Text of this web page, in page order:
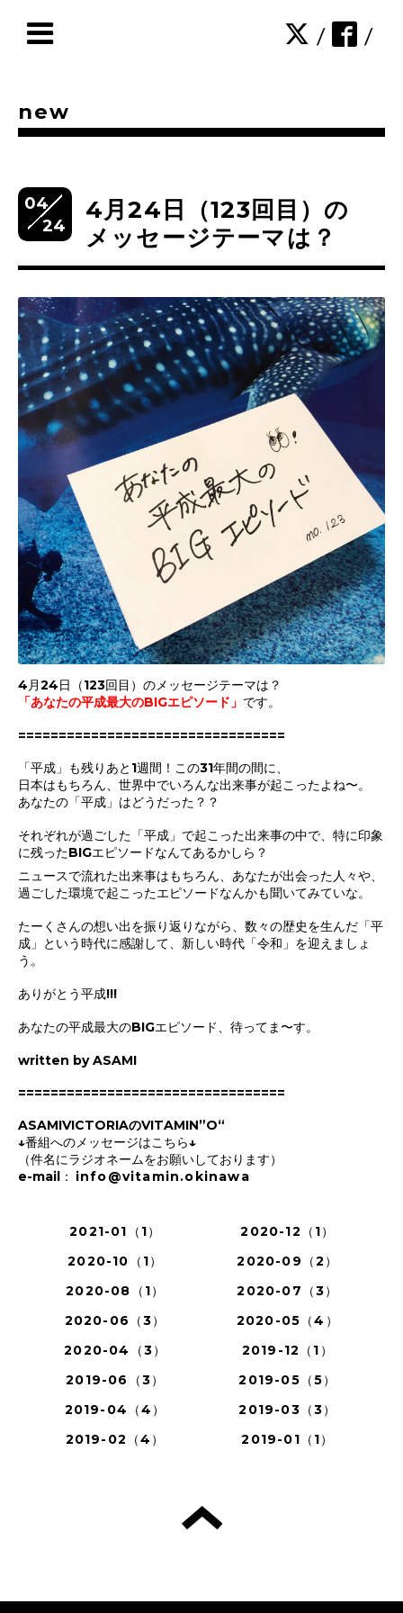
/ /
new
04
24
4月24日（123回目）の
メッセージテーマは？
4月24日（123回目）のメッセージテーマは？
「あなたの平成最大のBIGエピソード 」 です。
=================================
「平成」も残りあと1週間！この31年間の間に、
日本はもちろん、 世界中でいろんな出来事が起こったよね〜。
あなたの「平成」はどうだった？？
それぞれが過ごした「平成」で起こった出来事の中で、 特に印象
に残ったBIGエピソードなんてあるかしら？
ニュースで流れた出来事はもちろん、あなたが出会った人々や、
過ごした環境で起こったエピソードなんかも聞いてみていな。
たーくさんの想い出を振り返りながら、 数々の歴史を生んだ「平
成」という時代に感謝して、 新しい時代「令和」を迎えましょ
う。
ありがとう平成!!!
あなたの平成最大のBIGエピソード、待ってま〜す。
written by ASAMI
=================================
ASAMIVICTORIAのVITAMIN”O“
↓番組へのメッセージはこちら↓
（件名にラジオネームをお願いしております）
e-mail： info@vitamin.okinawa
2021-01（1）
2020-12（1）
2020-10（1）
2020-09（2）
2020-08（1）
2020-07（3）
2020-06（3）
2020-05（4）
2020-04（3）
2019-12（1）
2019-06（3）
2019-05（5）
2019-04（4）
2019-03（3）
2019-02（4）
2019-01（1）